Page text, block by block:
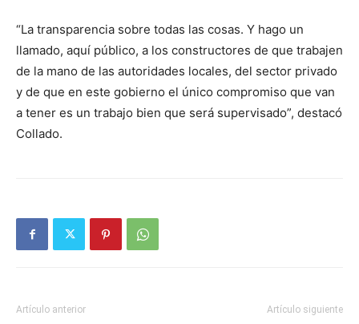
“La transparencia sobre todas las cosas. Y hago un
llamado, aquí público, a los constructores de que trabajen
de la mano de las autoridades locales, del sector privado
y de que en este gobierno el único compromiso que van
a tener es un trabajo bien que será supervisado”, destacó
Collado.
Artículo anterior Artículo siguiente